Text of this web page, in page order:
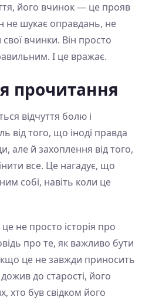
його вчинок — це прояв
не шукає оправдань, не
вчинки. Він просто
І це вражає.
прочитання
відчуття болю і
від того, що іноді правда
але й захоплення від того,
все. Це нагадує, що
собі, навіть коли це
не просто історія про
про те, як важливо бути
це не завжди приносить
до старості, його
хто був свідком його